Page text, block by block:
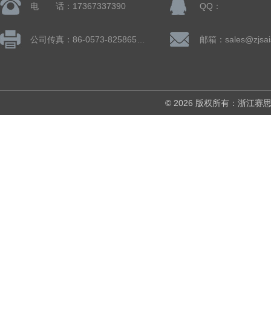
电 话：17367337390 QQ：
邮箱：
© 2026 版权所有：浙江赛